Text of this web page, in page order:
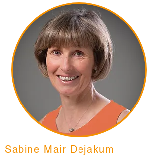
Sabine Mair Dejakum